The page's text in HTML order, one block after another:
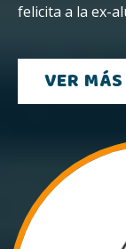
felicita a la ex-
VER MÁS